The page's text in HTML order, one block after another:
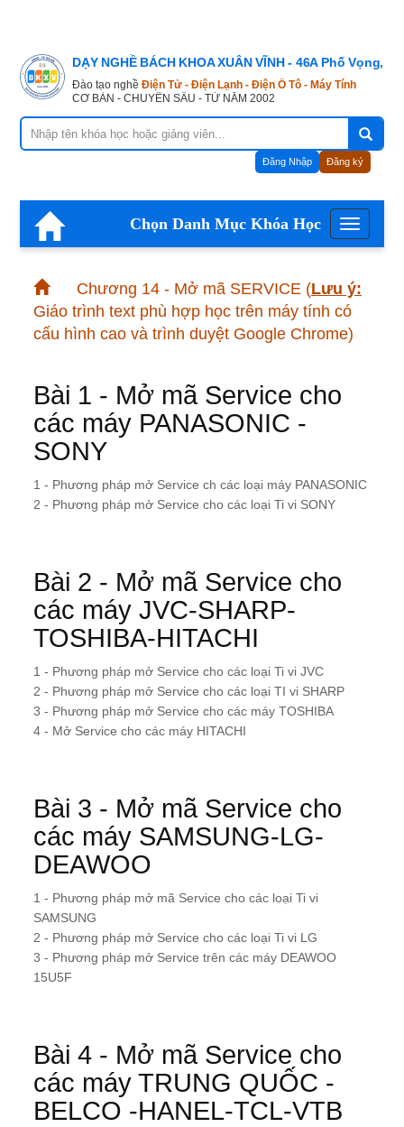
DẠY NGHỀ BÁCH KHOA XUÂN VĨNH - 46A Phố Vọng,
Đào tạo nghề Điện Tử - Điện Lạnh - Điện Ô Tô - Máy Tính
CƠ BẢN - CHUYÊN SÂU - TỪ NĂM 2002
Đăng Nhập Đăng ký
Menu
Chọn Danh Mục Khóa Học
Chương 14 - Mở mã SERVICE (Lưu ý:
Giáo trình text phù hợp học trên máy tính có
cấu hình cao và trình duyệt Google Chrome)
Bài 1 - Mở mã Service cho
các máy PANASONIC -
SONY
1 - Phương pháp mở Service ch các loại máy PANASONIC
2 - Phương pháp mở Service cho các loại Ti vi SONY
Bài 2 - Mở mã Service cho
các máy JVC-SHARP-
TOSHIBA-HITACHI
1 - Phương pháp mở Service cho các loại Ti vi JVC
2 - Phương pháp mở Service cho các loại TI vi SHARP
3 - Phương pháp mở Service cho các máy TOSHIBA
4 - Mở Service cho các máy HITACHI
Bài 3 - Mở mã Service cho
các máy SAMSUNG-LG-
DEAWOO
1 - Phương pháp mở mã Service cho các loại Ti vi
SAMSUNG
2 - Phương pháp mở Service cho các loại Ti vi LG
3 - Phương pháp mở Service trên các máy DEAWOO
15U5F
Bài 4 - Mở mã Service cho
các máy TRUNG QUỐC -
BELCO -HANEL-TCL-VTB